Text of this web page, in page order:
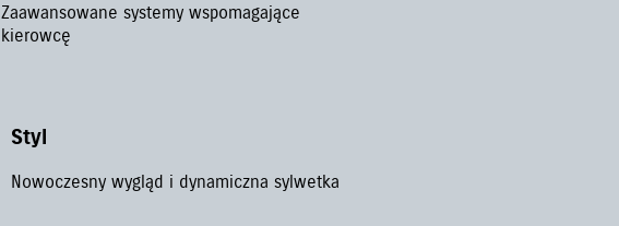
Zaawansowane systemy wspomagające
kierowcę
Styl
Nowoczesny wygląd i dynamiczna sylwetka